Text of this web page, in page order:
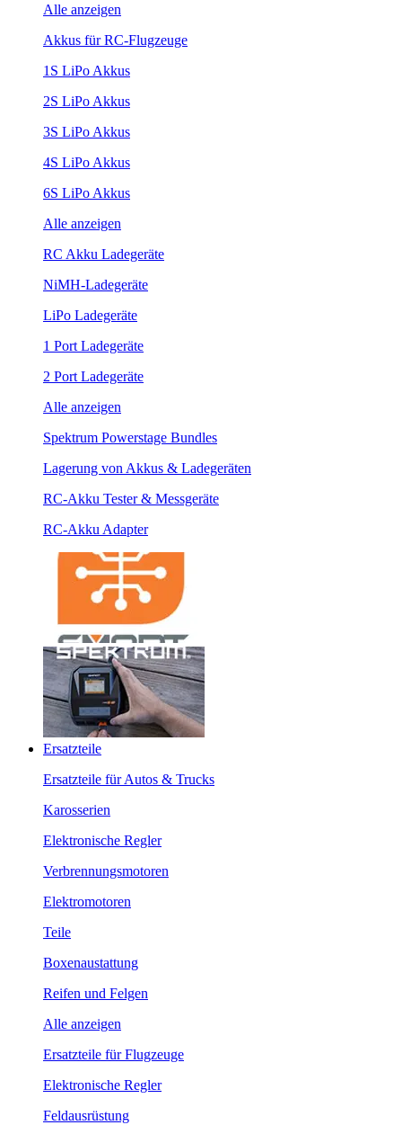
Alle anzeigen
Akkus für RC-Flugzeuge
1S LiPo Akkus
2S LiPo Akkus
3S LiPo Akkus
4S LiPo Akkus
6S LiPo Akkus
Alle anzeigen
RC Akku Ladegeräte
NiMH-Ladegeräte
LiPo Ladegeräte
1 Port Ladegeräte
2 Port Ladegeräte
Alle anzeigen
Spektrum Powerstage Bundles
Lagerung von Akkus & Ladegeräten
RC-Akku Tester & Messgeräte
RC-Akku Adapter
Ersatzteile
Ersatzteile für Autos & Trucks
Karosserien
Elektronische Regler
Verbrennungsmotoren
Elektromotoren
Teile
Boxenaustattung
Reifen und Felgen
Alle anzeigen
Ersatzteile für Flugzeuge
Elektronische Regler
Feldausrüstung